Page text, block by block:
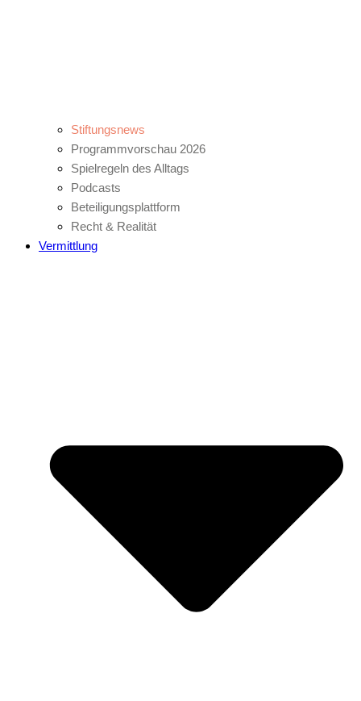
Stiftungsnews
Programmvorschau 2026
Spielregeln des Alltags
Podcasts
Beteiligungsplattform
Recht & Realität
Vermittlung